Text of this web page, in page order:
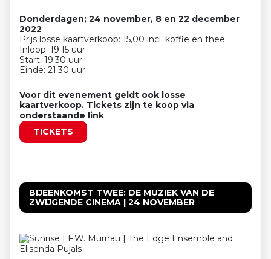
Donderdagen; 24 november, 8 en 22 december
2022
Prijs losse kaartverkoop: 15,00 incl. koffie en thee
Inloop: 19.15 uur
Start: 19:30 uur
Einde: 21.30 uur
Voor dit evenement geldt ook losse
kaartverkoop. Tickets zijn te koop via
onderstaande link
TICKETS
BIJEENKOMST TWEE: DE MUZIEK VAN DE
ZWIJGENDE CINEMA | 24 NOVEMBER